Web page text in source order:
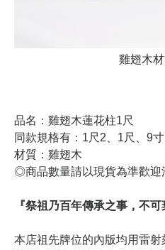
雞翅木
品名：雞翅木蓮花柱1尺
同款規格有：1尺2、1尺、9
材質：雞翅木
◎商品數量請以現貨為準歡迎
『祭祖乃百年傳承之事，不可
本店祖先牌位的內版均用雷